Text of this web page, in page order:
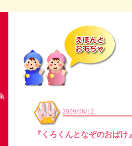
2009/08/12
『くろくんとなぞのおばけ』